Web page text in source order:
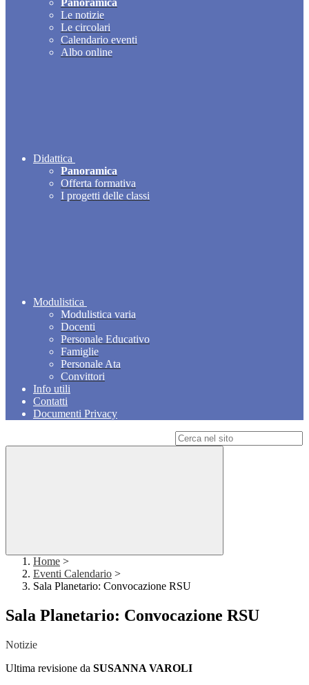
Panoramica
Le notizie
Le circolari
Calendario eventi
Albo online
Didattica
Panoramica
Offerta formativa
I progetti delle classi
Modulistica
Modulistica varia
Docenti
Personale Educativo
Famiglie
Personale Ata
Convittori
Info utili
Contatti
Documenti Privacy
Home >
Eventi Calendario >
Sala Planetario: Convocazione RSU
Sala Planetario: Convocazione RSU
Notizie
Ultima revisione da SUSANNA VAROLI